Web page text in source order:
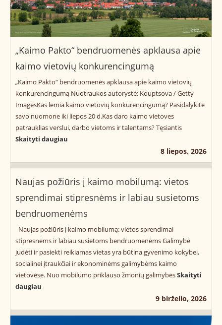
„Kaimo Pakto“ bendruomenės apklausa apie
kaimo vietovių konkurencingumą
„Kaimo Pakto“ bendruomenės apklausa apie kaimo vietovių
konkurencingumą Nuotraukos autorystė: Kouptsova / Getty
ImagesKas lemia kaimo vietovių konkurencingumą? Pasidalykite
savo nuomone iki liepos 20 d.Kas daro kaimo vietoves
patrauklias verslui, darbo vietoms ir talentams? Tęsiantis
Skaityti daugiau
8 liepos, 2026
Naujas požiūris į kaimo mobilumą: vietos
sprendimai stipresnėms ir labiau susietoms
bendruomenėms
Naujas požiūris į kaimo mobilumą: vietos sprendimai
stipresnėms ir labiau susietoms bendruomenėms Galimybė
judėti ir pasiekti reikiamas vietas yra būtina gyvenimo kokybei,
socialinei įtraukčiai ir ekonominėms galimybėms kaimo
vietovėse. Nuo mobilumo priklauso žmonių galimybėsSkaityti
daugiau
9 birželio, 2026